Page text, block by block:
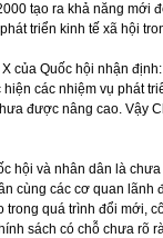
tạo ra khả năng mới
triển kinh tế xã hội
của Quốc hội nhận
các nhiệm vụ phát
được nâng cao. Vậy
hội và nhân dân là
cùng các cơ quan
quá trình đổi mới,
sách có chỗ chưa rõ